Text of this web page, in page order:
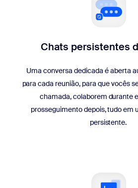
Chats persistentes
Uma conversa dedicada é aberta
para cada reunião, para que vocês
chamada, colaborem durante
prosseguimento depois, tudo em
persistente.